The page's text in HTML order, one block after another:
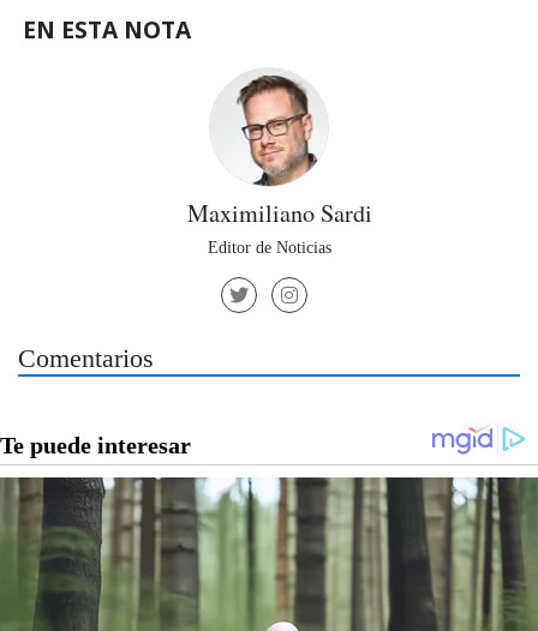
EN ESTA NOTA
Maximiliano Sardi
Editor de Noticias
Comentarios